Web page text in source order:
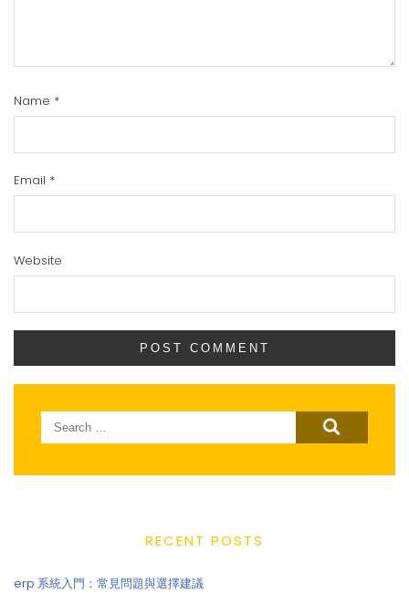
Name *
Email *
Website
Search
for:
RECENT POSTS
erp 系統入門：常見問題與選擇建議